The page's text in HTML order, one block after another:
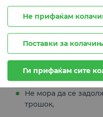
Вложените пари се
државата ги
30.000 евра,
Си обезбедуваме
Во случај на
имаме финансии
Не мора да се
трошок,
Не прифаќам
Поставки за
Ги прифаќам сите